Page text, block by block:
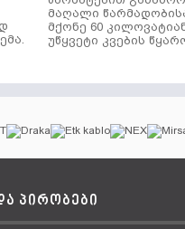
მაღალი
მქონე 60
უწყვეტი კვების
პირობები